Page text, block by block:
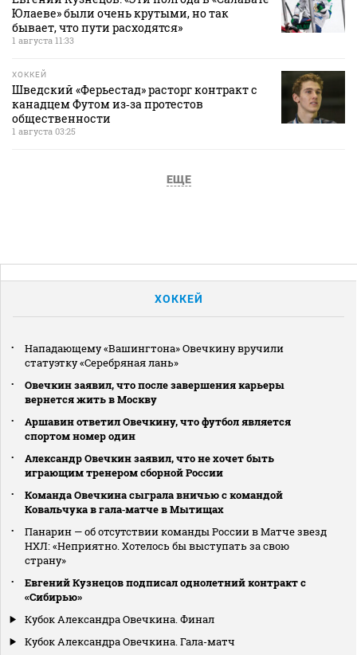
Юлаеве» были очень крутыми, но так
бывает, что пути расходятся»
1 августа 11:33
ХОККЕЙ
Шведский «Ферьестад» расторг контракт с
канадцем Футом из‑за протестов
общественности
1 августа 03:25
ЕЩЕ
ХОККЕЙ
Нападающему «Вашингтона» Овечкину вручили
статуэтку «Серебряная лань»
Овечкин заявил, что после завершения карьеры
вернется жить в Москву
Аршавин ответил Овечкину, что футбол является
спортом номер один
Александр Овечкин заявил, что не хочет быть
играющим тренером сборной России
Команда Овечкина сыграла вничью с командой
Ковальчука в гала‑матче в Мытищах
Панарин — об отсутствии команды России в Матче звезд
НХЛ: «Неприятно. Хотелось бы выступать за свою
страну»
Евгений Кузнецов подписал однолетний контракт с
«Сибирью»
Кубок Александра Овечкина. Финал
Кубок Александра Овечкина. Гала-матч